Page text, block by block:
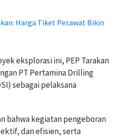
Harga Tiket Pesawat Bikin
eksplorasi ini, PEP Tarakan
PT Pertamina Drilling
sebagai pelaksana
bahwa kegiatan pengeboran
dan efisien, serta